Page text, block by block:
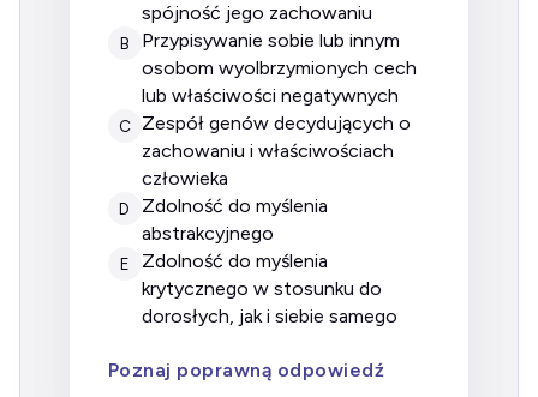
spójność jego zachowaniu
B
Przypisywanie sobie lub innym
osobom wyolbrzymionych cech
lub właściwości negatywnych
C
Zespół genów decydujących o
zachowaniu i właściwościach
człowieka
D
Zdolność do myślenia
abstrakcyjnego
E
Zdolność do myślenia
krytycznego w stosunku do
dorosłych, jak i siebie samego
Poznaj poprawną odpowiedź